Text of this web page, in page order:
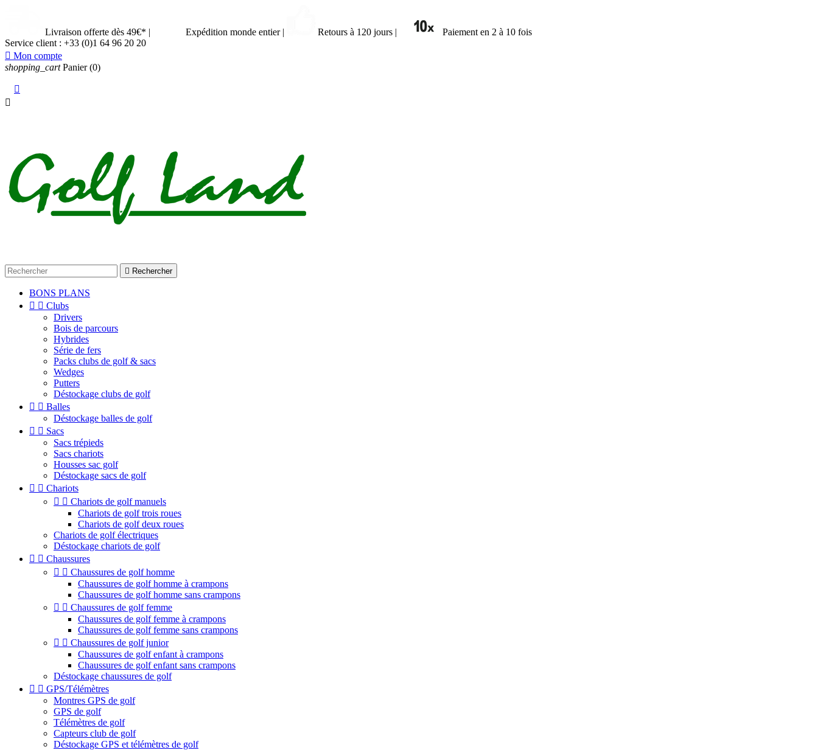
Livraison offerte dès 49€* | Expédition monde entier | Retours à 120 jours |
Paiement en 2 à 10 fois
Service client : +33 (0)1 64 96 20 20
 Mon compte
shopping_cart Panier (0)


 Rechercher
BONS PLANS
  Clubs
Drivers
Bois de parcours
Hybrides
Série de fers
Packs clubs de golf & sacs
Wedges
Putters
Déstockage clubs de golf
  Balles
Déstockage balles de golf
  Sacs
Sacs trépieds
Sacs chariots
Housses sac golf
Déstockage sacs de golf
  Chariots
  Chariots de golf manuels
Chariots de golf trois roues
Chariots de golf deux roues
Chariots de golf électriques
Déstockage chariots de golf
  Chaussures
  Chaussures de golf homme
Chaussures de golf homme à crampons
Chaussures de golf homme sans crampons
  Chaussures de golf femme
Chaussures de golf femme à crampons
Chaussures de golf femme sans crampons
  Chaussures de golf junior
Chaussures de golf enfant à crampons
Chaussures de golf enfant sans crampons
Déstockage chaussures de golf
  GPS/Télémètres
Montres GPS de golf
GPS de golf
Télémètres de golf
Capteurs club de golf
Déstockage GPS et télémètres de golf